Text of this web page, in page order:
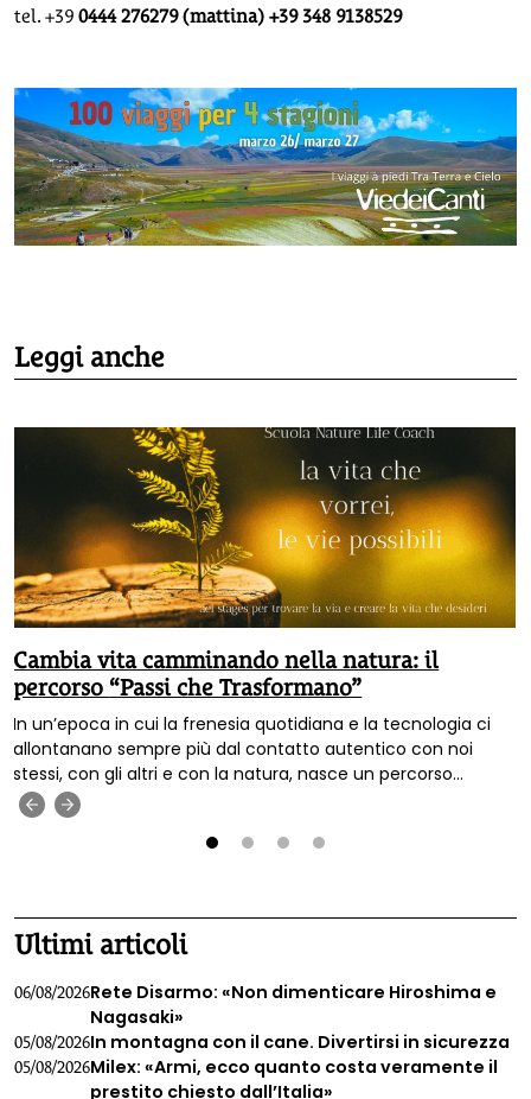
tel. +39 0444 276279 (mattina) +39 348 9138529
Leggi anche
Cambia vita camminando nella natura: il
percorso “Passi che Trasformano”
In un’epoca in cui la frenesia quotidiana e la tecnologia ci
allontanano sempre più dal contatto autentico con noi
stessi, con gli altri e con la natura, nasce un percorso
innovativo pensato per ricreare questa connessione
essenziale. La Scuola Nature Life Coach di Passi che
trasformano, con sede nel cuore rigoglioso del Trentino,
attraverso esperienze immerse nel mondo naturale.
Ultimi articoli
06/08/2026Rete Disarmo: «Non dimenticare Hiroshima e
Nagasaki»
05/08/2026In montagna con il cane. Divertirsi in sicurezza
05/08/2026Milex: «Armi, ecco quanto costa veramente il
prestito chiesto dall’Italia»